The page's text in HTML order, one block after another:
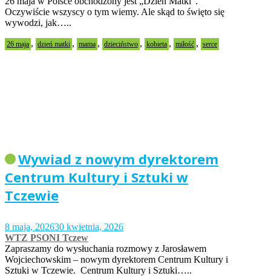
Oczywiście wszyscy o tym wiemy. Ale skąd to święto się
wywodzi, jak…..
26 maja , dzień matki , mama , dzieciństwo , kobieta , miłość , serce
Wywiad z nowym dyrektorem
Centrum Kultury i Sztuki w
Tczewie
8 maja, 202630 kwietnia, 2026
WTZ PSONI Tczew
Zapraszamy do wysłuchania rozmowy z Jarosławem
Wojciechowskim – nowym dyrektorem Centrum Kultury i
Sztuki w Tczewie. Centrum Kultury i Sztuki…..